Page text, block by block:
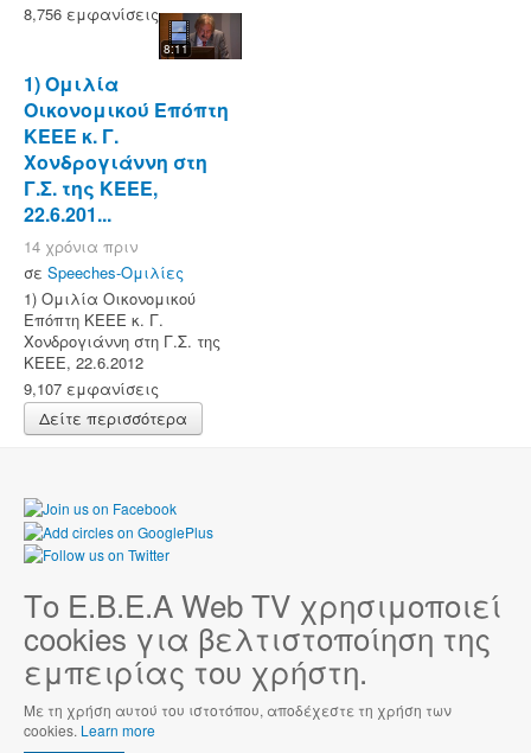
8,756 εμφανίσεις
8:11
1) Ομιλία
Οικονομικού Επόπτη
ΚΕΕΕ κ. Γ.
Χονδρογιάννη στη
Γ.Σ. της ΚΕΕΕ,
22.6.201...
14 χρόνια πριν
σε Speeches-Ομιλίες
1) Ομιλία Οικονομικού
Επόπτη ΚΕΕΕ κ. Γ.
Χονδρογιάννη στη Γ.Σ. της
ΚΕΕΕ, 22.6.2012
9,107 εμφανίσεις
Δείτε περισσότερα
Το Ε.Β.Ε.Α Web TV χρησιμοποιεί
cookies για βελτιστοποίηση της
εμπειρίας του χρήστη.
Με τη χρήση αυτού του ιστοτόπου, αποδέχεστε τη χρήση των
cookies. Learn more